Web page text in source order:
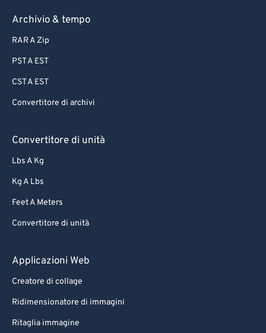
Archivio & tempo
RAR A Zip
PST A EST
CST A EST
Convertitore di archivi
Convertitore di unità
Lbs A Kg
Kg A Lbs
Feet A Meters
Convertitore di unità
Applicazioni Web
Creatore di collage
Ridimensionatore di immagini
Ritaglia immagine